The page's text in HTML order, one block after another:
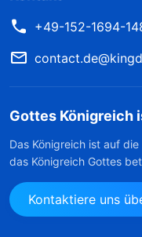
+49-152-1694-
Gottes Königreich
Das Königreich ist auf
das Königreich Gottes
Kontaktiere uns